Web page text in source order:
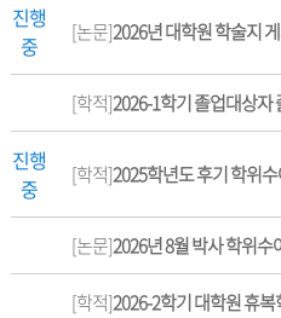
진행
중
[논문]
[학적]
진행
중
[학적]2025학년도 후기 학위
[논문]
[학적]2026-2학기 대학원 휴